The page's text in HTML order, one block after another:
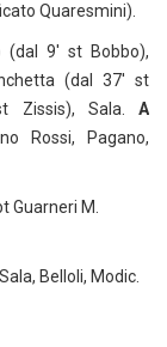
Quaresmini).
(dal 9′ st Bobbo),
(dal 37′ st
Zissis), Sala. A
Rossi, Pagano,
Guarneri M.
Belloli, Modic.